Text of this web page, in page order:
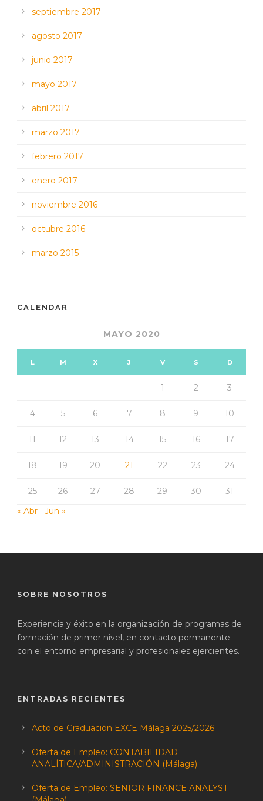
septiembre 2017
agosto 2017
junio 2017
mayo 2017
abril 2017
marzo 2017
febrero 2017
enero 2017
noviembre 2016
octubre 2016
marzo 2015
CALENDAR
MAYO 2020
L M X J V S D
1 2 3
4 5 6 7 8 9 10
11 12 13 14 15 16 17
18 19 20 21 22 23 24
25 26 27 28 29 30
31
« Abr
Jun »
SOBRE NOSOTROS
Experiencia y éxito en la organización de programas de
formación de primer nivel, en contacto permanente
con el entorno empresarial y profesionales ejercientes.
ENTRADAS RECIENTES
Acto de Graduación EXCE Málaga 2025/2026
Oferta de Empleo: CONTABILIDAD
ANALÍTICA/ADMINISTRACIÓN (Málaga)
Oferta de Empleo: SENIOR FINANCE ANALYST